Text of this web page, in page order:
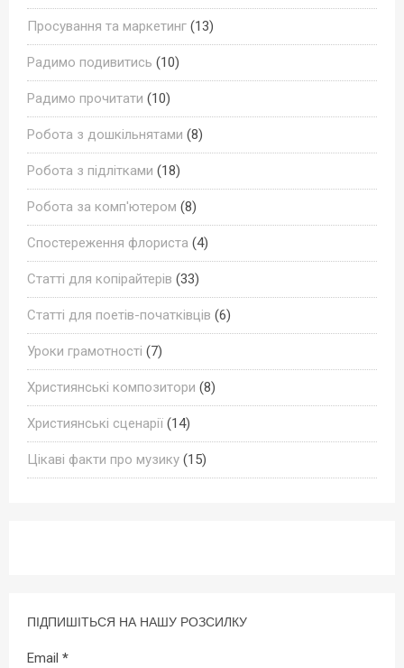
Просування та маркетинг (13)
Радимо подивитись (10)
Радимо прочитати (10)
Робота з дошкільнятами (8)
Робота з підлітками (18)
Робота за комп'ютером (8)
Спостереження флориста (4)
Статті для копірайтерів (33)
Статті для поетів-початківців (6)
Уроки грамотності (7)
Християнські композитори (8)
Християнські сценарії (14)
Цікаві факти про музику (15)
ПІДПИШІТЬСЯ НА НАШУ РОЗСИЛКУ
Email *